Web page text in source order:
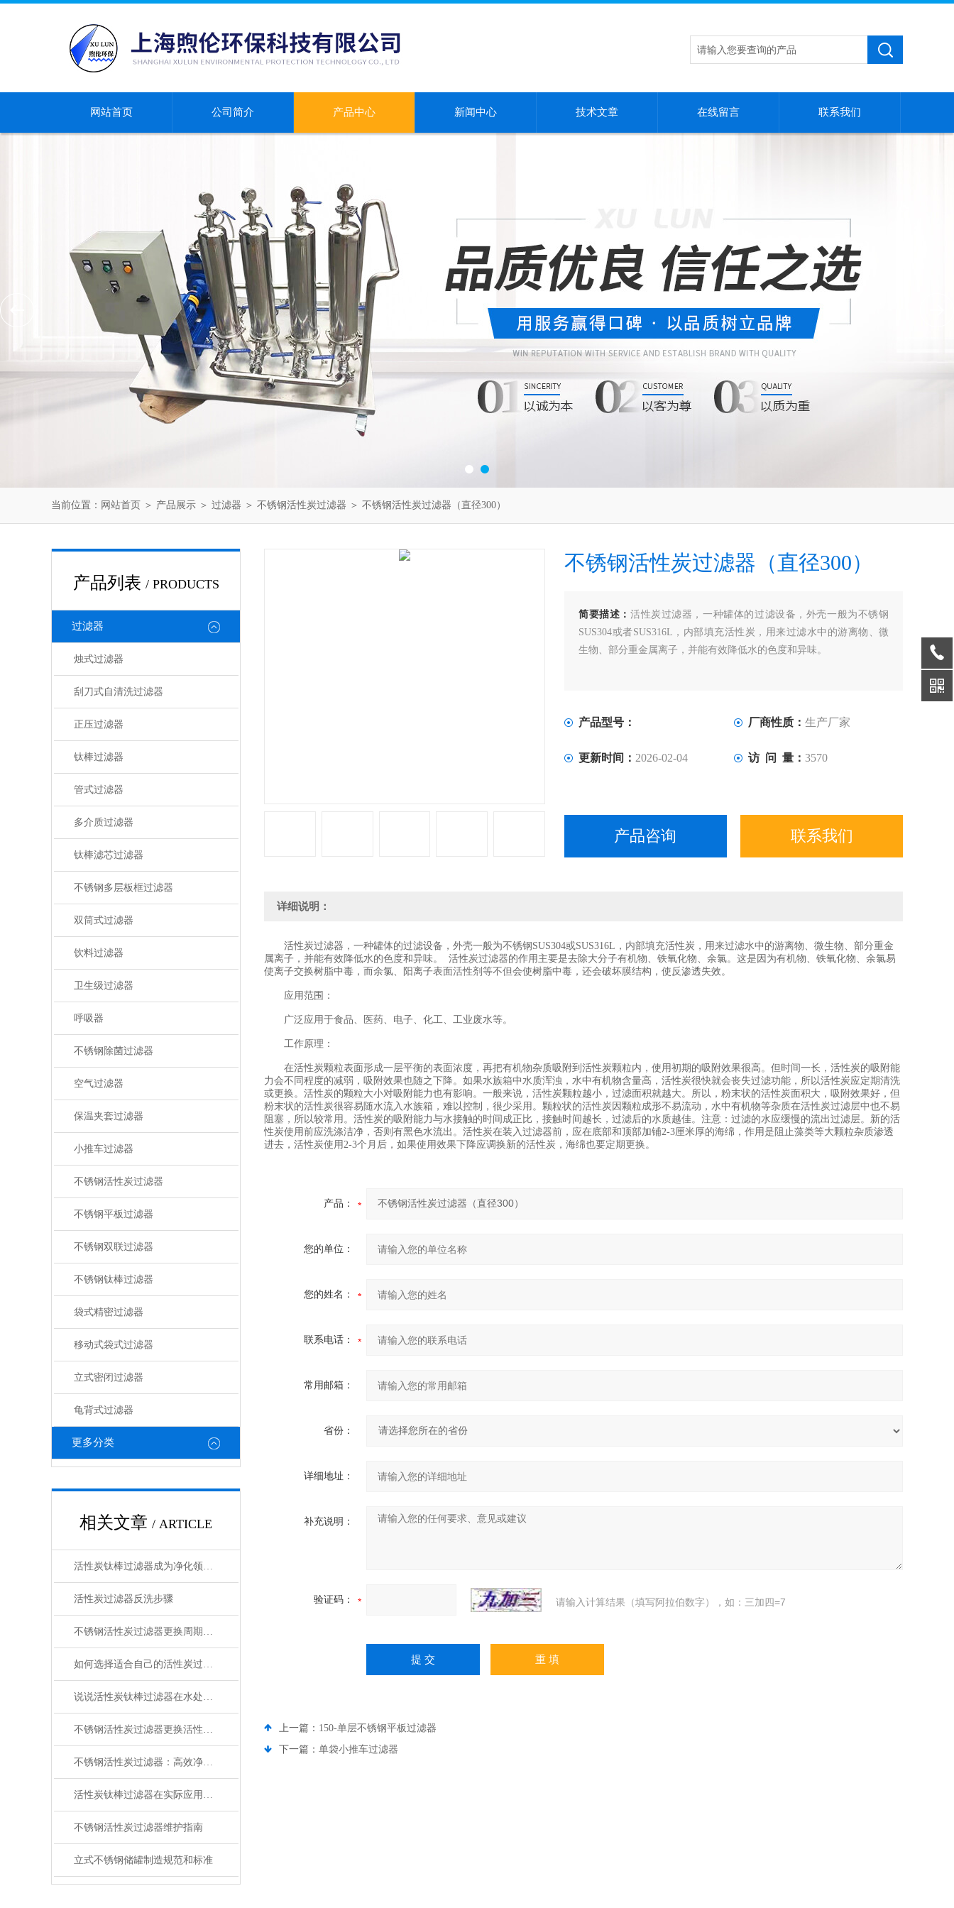
网站首页 公司简介 产品中心 新闻中心 技术文章 在线留言 联系我们
当前位置： 网站首页 ＞ 产品展示 ＞ 过滤器 ＞ 不锈钢活性炭过滤器 ＞ 不锈钢活性炭过滤器（直径300）
产品列表 / PRODUCTS
过滤器
烛式过滤器
刮刀式自清洗过滤器
正压过滤器
钛棒过滤器
管式过滤器
多介质过滤器
钛棒滤芯过滤器
不锈钢多层板框过滤器
双筒式过滤器
饮料过滤器
卫生级过滤器
呼吸器
不锈钢除菌过滤器
空气过滤器
保温夹套过滤器
小推车过滤器
不锈钢活性炭过滤器
不锈钢平板过滤器
不锈钢双联过滤器
不锈钢钛棒过滤器
袋式精密过滤器
移动式袋式过滤器
立式密闭过滤器
龟背式过滤器
更多分类
相关文章 / ARTICLE
活性炭钛棒过滤器成为净化领域的创新力量
活性炭过滤器反洗步骤
不锈钢活性炭过滤器更换周期怎么定？
如何选择适合自己的活性炭过滤器？
说说活性炭钛棒过滤器在水处理领域的应用
不锈钢活性炭过滤器更换活性炭的步骤与注意事项
不锈钢活性炭过滤器：高效净化水质的理想选择
活性炭钛棒过滤器在实际应用过程中要注意这些问题
不锈钢活性炭过滤器维护指南
立式不锈钢储罐制造规范和标准
不锈钢活性炭过滤器（直径300）
简要描述： 活性炭过滤器，一种罐体的过滤设备，外壳一般为不锈钢
SUS304或者SUS316L，内部填充活性炭，用来过滤水中的游离物、微
生物、部分重金属离子，并能有效降低水的色度和异味。
产品型号： 厂商性质： 生产厂家
更新时间： 2026-02-04 访 问 量： 3570
产品咨询 联系我们
详细说明：
活性炭过滤器，一种罐体的过滤设备，外壳一般为不锈钢SUS304或SUS316L，内部填充活性炭，用来过滤水中的游离物、微生物、部分重金
属离子，并能有效降低水的色度和异味。 活性炭过滤器的作用主要是去除大分子有机物、铁氧化物、余氯。这是因为有机物、铁氧化物、余氯易
使离子交换树脂中毒，而余氯、阳离子表面活性剂等不但会使树脂中毒，还会破坏膜结构，使反渗透失效。
应用范围：
广泛应用于食品、医药、电子、化工、工业废水等。
工作原理：
在活性炭颗粒表面形成一层平衡的表面浓度，再把有机物杂质吸附到活性炭颗粒内，使用初期的吸附效果很高。但时间一长，活性炭的吸附能
力会不同程度的减弱，吸附效果也随之下降。如果水族箱中水质浑浊，水中有机物含量高，活性炭很快就会丧失过滤功能，所以活性炭应定期清洗
或更换。活性炭的颗粒大小对吸附能力也有影响。一般来说，活性炭颗粒越小，过滤面积就越大。所以，粉末状的活性炭面积大，吸附效果好，但
粉末状的活性炭很容易随水流入水族箱，难以控制，很少采用。颗粒状的活性炭因颗粒成形不易流动，水中有机物等杂质在活性炭过滤层中也不易
阻塞，所以较常用。活性炭的吸附能力与水接触的时间成正比，接触时间越长，过滤后的水质越佳。注意：过滤的水应缓慢的流出过滤层。新的活
性炭使用前应洗涤洁净，否则有黑色水流出。活性炭在装入过滤器前，应在底部和顶部加铺2-3厘米厚的海绵，作用是阻止藻类等大颗粒杂质渗透
进去，活性炭使用2-3个月后，如果使用效果下降应调换新的活性炭，海绵也要定期更换。
产品：
您的单位：
您的姓名：
联系电话：
常用邮箱：
省份：
详细地址：
补充说明：
验证码： 请输入计算结果（填写阿拉伯数字），如：三加四=7
上一篇： 150-单层不锈钢平板过滤器
下一篇： 单袋小推车过滤器